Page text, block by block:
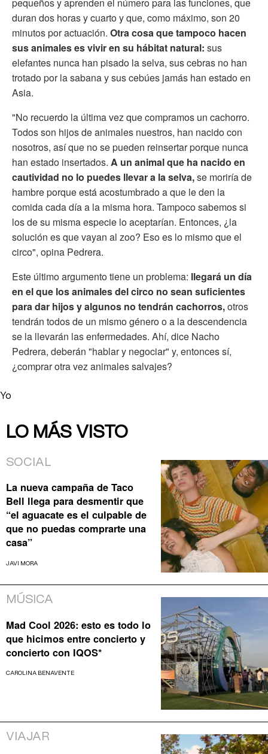
duran dos horas y cuarto y que, como máximo, son 20
minutos por actuación. Otra cosa que tampoco hacen
sus animales es vivir en su hábitat natural: sus
elefantes nunca han pisado la selva, sus cebras no han
trotado por la sabana y sus cebúes jamás han estado en
Asia.
"No recuerdo la última vez que compramos un cachorro.
Todos son hijos de animales nuestros, han nacido con
nosotros, así que no se pueden reinsertar porque nunca
han estado insertados. A un animal que ha nacido en
cautividad no lo puedes llevar a la selva,se moriría de
hambre porque está acostumbrado a que le den la
comida cada día a la misma hora. Tampoco sabemos si
los de su misma especie lo aceptarían. Entonces, ¿la
solución es que vayan al zoo? Eso es lo mismo que el
circo", opina Pedrera.
Este último argumento tiene un problema: llegará un día
en el que los animales del circo no sean suficientes
para dar hijos y algunos no tendrán cachorros,otros
tendrán todos de un mismo género o a la descendencia
se la llevarán las enfermedades. Ahí, dice Nacho
Pedrera, deberán "hablar y negociar" y, entonces sí,
¿comprar otra vez animales salvajes?
Yo
LO MÁS VISTO
SOCIAL
La nueva campaña de Taco
Bell llega para desmentir que
“el aguacate es el culpable de
que no puedas comprarte una
casa”
JAVI MORA
MÚSICA
Mad Cool 2026: esto es todo lo
que hicimos entre concierto y
concierto con IQOS*
CAROLINA BENAVENTE
VIAJAR